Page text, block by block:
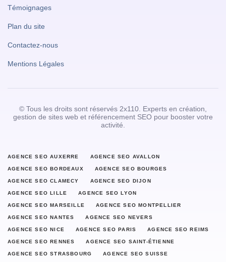
Témoignages
Plan du site
Contactez-nous
Mentions Légales
© Tous les droits sont réservés 2x110. Experts en création,
gestion de sites web et référencement SEO pour booster votre
activité.
AGENCE SEO AUXERRE AGENCE SEO AVALLON
AGENCE SEO BORDEAUX AGENCE SEO BOURGES
AGENCE SEO CLAMECY AGENCE SEO DIJON
AGENCE SEO LILLE AGENCE SEO LYON
AGENCE SEO MARSEILLE AGENCE SEO MONTPELLIER
AGENCE SEO NANTES AGENCE SEO NEVERS
AGENCE SEO NICE AGENCE SEO PARIS AGENCE SEO REIMS
AGENCE SEO RENNES AGENCE SEO SAINT-ÉTIENNE
AGENCE SEO STRASBOURG AGENCE SEO SUISSE